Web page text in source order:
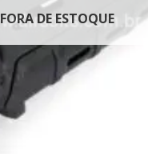
FORA DE ESTOQUE